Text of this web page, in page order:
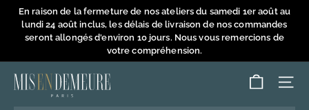
Passer
Diaporama
Pause
En raison de la fermeture de nos ateliers du samedi 1er août au
lundi 24 août inclus, les délais de livraison de nos commandes
seront allongés d'environ 10 jours. Nous vous remercions de
votre compréhension.
M